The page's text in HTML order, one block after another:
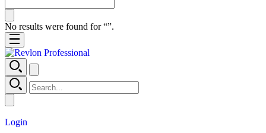
No results were found for “”.
Login